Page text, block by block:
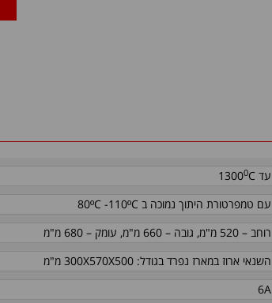
עד C
13000
עם טמפרטורת היתוך נמוכה ב C 110-ºC
º
80
רוחב – 520 מ"מ, גובה – 660 מ"מ
, עומק – 680 מ"מ
השנאי ארוז במארז נפרד בגודל: 300X570X500 מ"מ
6A